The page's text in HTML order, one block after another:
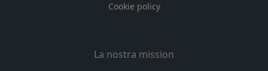
Cookie policy
La nostra mission